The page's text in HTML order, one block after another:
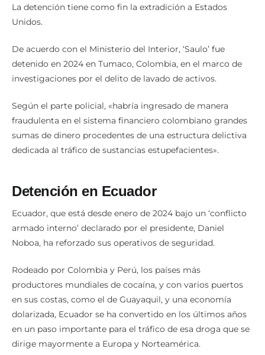
La detención tiene como fin la extradición a Estados
Unidos.
De acuerdo con el Ministerio del Interior, ‘Saulo’ fue
detenido en 2024 en Tumaco, Colombia, en el marco de
investigaciones por el delito de lavado de activos.
Según el parte policial, «habría ingresado de manera
fraudulenta en el sistema financiero colombiano grandes
sumas de dinero procedentes de una estructura delictiva
dedicada al tráfico de sustancias estupefacientes».
Detención en Ecuador
Ecuador, que está desde enero de 2024 bajo un ‘conflicto
armado interno’ declarado por el presidente, Daniel
Noboa, ha reforzado sus operativos de seguridad.
Rodeado por Colombia y Perú, los países más
productores mundiales de cocaína, y con varios puertos
en sus costas, como el de Guayaquil, y una economía
dolarizada, Ecuador se ha convertido en los últimos años
en un paso importante para el tráfico de esa droga que se
dirige mayormente a Europa y Norteamérica.